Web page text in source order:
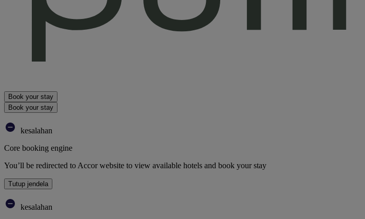
Book your stay
Book your stay
kesalahan
Core booking engine
You’ll be redirected to Accor website to view available hotels and book your stay
Tutup jendela
kesalahan